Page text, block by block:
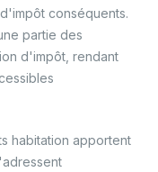
conséquents.
partie des
d'impôt, rendant
habitation apportent